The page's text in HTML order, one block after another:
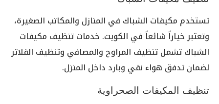
تستخدم مكيفات الشباك في المنازل والمكاتب الصغيرة،
وتعتبر خياراً شائعاً في الكويت. خدمات تنظيف مكيفات
الشباك تشمل تنظيف المراوح والمصافي وتنظيف الفلاتر
لضمان تدفق هواء نقي وبارد داخل المنزل.
تنظيف المكيفات الصحراوية